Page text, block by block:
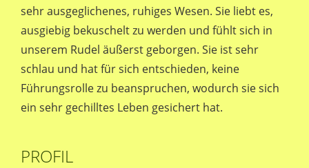
sehr ausgeglichenes, ruhiges Wesen. Sie liebt es,
ausgiebig bekuschelt zu werden und fühlt sich in
unserem Rudel äußerst geborgen. Sie ist sehr
schlau und hat für sich entschieden, keine
Führungsrolle zu beanspruchen, wodurch sie sich
ein sehr gechilltes Leben gesichert hat.
PROFIL